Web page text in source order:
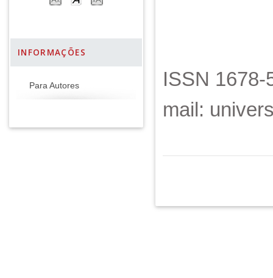
INFORMAÇÕES
Para Autores
ISSN
mail: